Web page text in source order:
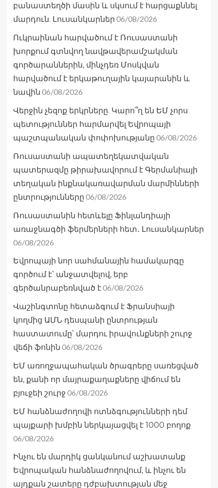
բանաստեղծի մասին և սկսում է հարցաքննել
մարդուն. Լուսանկարներ 06/08/2026
Ուկրաինան հարվածում է Ռուսաստանի
խորքում գտնվող նավթավերամշակման
գործարաններին, մինչդեռ Մոսկվան
հարվածում է երկաթուղային կայարանին և
նավին 06/08/2026
Վերջին չեզոք երկրները. Կարո՞ղ են ԵՄ չորս
պետություններ հարմարվել Եվրոպայի
պաշտպանական փոփոխությանը 06/08/2026
Ռուսաստանի ապատեղեկատվական
պատերազմը թիրախավորում է Գերմանիայի
տեղական ինքնակառավարման մարմինների
ընտրությունները 06/08/2026
Ռուսաստանին հետևելը Ֆինլանդիայի
առաջնագծի ֆերմերների հետ․ Լուսանկարներ
06/08/2026
Եվրոպայի նոր սահմանային համակարգը
գործում է՝ անջատվելով, երբ
գերծանրաբեռնված է06/08/2026
Վաշինգտոնը հետաձգում է Ֆրանսիայի
կողմից ԱՄՆ դեսպանի ընտրության
հաստատումը՝ մարդու իրավունքների շուրջ
վեճի ֆոնին 06/08/2026
ԵՄ առողջապահական ծրագրերը սառեցված
են, քանի որ մայրաքաղաքները վիճում են
բյուջեի շուրջ 06/08/2026
ԵՄ հանձնաժողովի ոտնձգությունների դեմ
պայքարի խմբին ներկայացվել է 1000 բողոք
06/08/2026
Ինչու են մարդիկ ցանկանում աշխատանք
Եվրոպական հանձնաժողովում, և ինչու են
այդքան շատերը դժբախտության մեջ